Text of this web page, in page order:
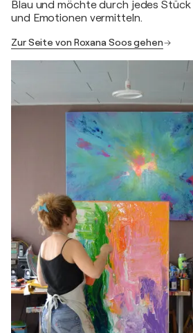
Blau und möchte durch jedes
und Emotionen vermitteln.
Zur Seite von Roxana Soos gehen